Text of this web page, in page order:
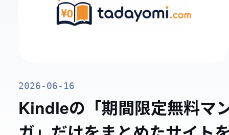
2026-06-16
Kindleの「期間限定無料マ